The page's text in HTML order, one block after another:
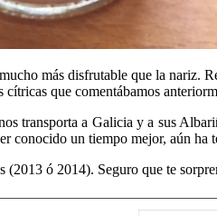
más disfrutable que la nariz.
cítricas que comentábamos
transporta a Galicia y a sus
conocido un tiempo mejor, aún
(2013 ó 2014). Seguro que te